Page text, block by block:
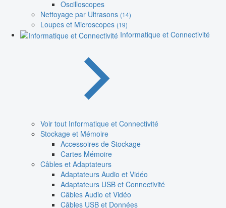
Oscilloscopes
Nettoyage par Ultrasons (14)
Loupes et Microscopes (19)
Informatique et Connectivité
Voir tout Informatique et Connectivité
Stockage et Mémoire
Accessoires de Stockage
Cartes Mémoire
Câbles et Adaptateurs
Adaptateurs Audio et Vidéo
Adaptateurs USB et Connectivité
Câbles Audio et Vidéo
Câbles USB et Données